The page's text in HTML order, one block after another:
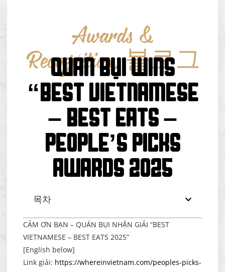
Awards &
Recognition,블로그
QUÁN BỤI WINS
“BEST VIETNAMESE
– BEST EATS –
People’s Picks
Awards 2025
목차
CẢM ƠN BẠN – QUÁN BỤI NHẬN GIẢI “BEST
VIETNAMESE – BEST EATS 2025”
[English below]
Link giải: https://whereinvietnam.com/peoples-picks-